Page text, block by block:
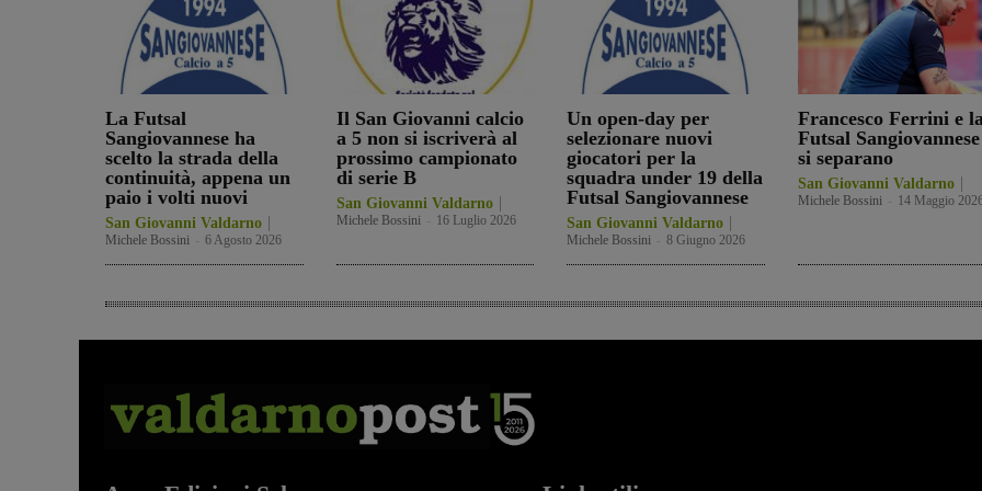
La Futsal
Sangiovannese ha
scelto la strada della
continuità, appena un
paio i volti nuovi
San Giovanni Valdarno
Michele Bossini 6 Agosto 2026
Il San Giovanni calcio
a 5 non si iscriverà al
prossimo campionato
di serie B
San Giovanni Valdarno
Michele Bossini 16 Luglio 2026
Un open-day per
selezionare nuovi
giocatori per la
squadra under 19 della
Futsal Sangiovannese
San Giovanni Valdarno
Michele Bossini 8 Giugno 2026
Francesco Ferrini e
Futsal Sangiovannese
si separano
San Giovanni Valdarno
Michele Bossini 14 Maggio